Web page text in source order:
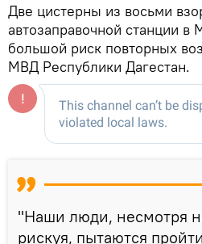
Две цистерны из восьми
автозаправочной станции в
большой риск повторных
МВД Республики Дагестан.
"Наши люди, несмотря
рискуя, пытаются